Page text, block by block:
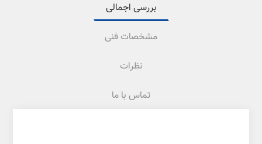
بررسی اجمالی
مشخصات فنی
نظرات
تماس با ما